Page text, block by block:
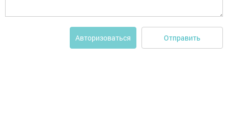
Авторизоваться Отправить